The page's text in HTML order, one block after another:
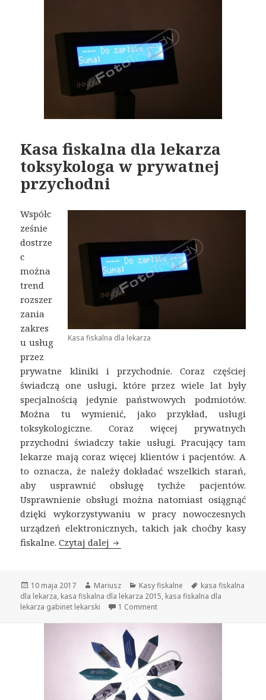
Kasa fiskalna dla lekarza
toksykologa w prywatnej
przychodni
Kasa fiskalna dla lekarza
Współc
ześnie
dostrze
c
można
trend
rozszer
zania
zakres
u usług
przez
prywatne kliniki i przychodnie. Coraz częściej
świadczą one usługi, które przez wiele lat były
specjalnością jedynie państwowych podmiotów.
Można tu wymienić, jako przykład, usługi
toksykologiczne. Coraz więcej prywatnych
przychodni świadczy takie usługi. Pracujący tam
lekarze mają coraz więcej klientów i pacjentów. A
to oznacza, że należy dokładać wszelkich starań,
aby usprawnić obsługę tychże pacjentów.
Usprawnienie obsługi można natomiast osiągnąć
dzięki wykorzystywaniu w pracy nowoczesnych
urządzeń elektronicznych, takich jak choćby kasy
fiskalne.Czytaj dalej Kasa fiskalna dla lekarza
Opublikowano
10 maja 2017 Autor
Mariusz Kategorie
Kasy fiskalne Tagi
kasa fiskalna
dla lekarza, kasa fiskalna dla lekarza 2015, kasa fiskalna dla
lekarza gabinet lekarski
1 Comment